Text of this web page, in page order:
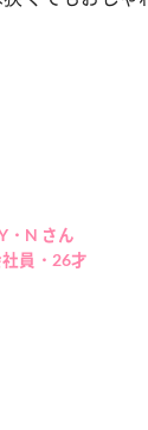
・N さん
員・26才